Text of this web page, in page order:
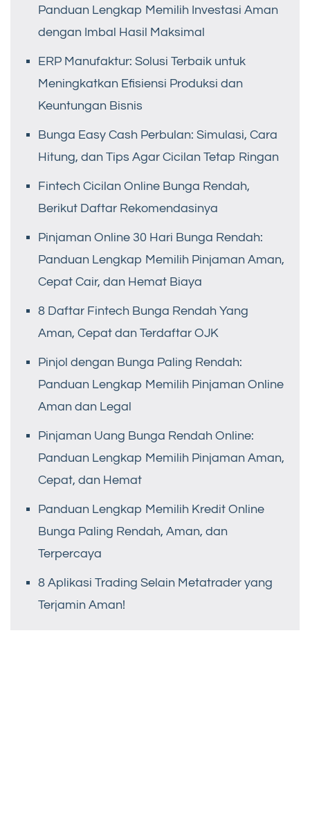
Panduan Lengkap Memilih Investasi Aman
dengan Imbal Hasil Maksimal
ERP Manufaktur: Solusi Terbaik untuk
Meningkatkan Efisiensi Produksi dan
Keuntungan Bisnis
Bunga Easy Cash Perbulan: Simulasi, Cara
Hitung, dan Tips Agar Cicilan Tetap Ringan
Fintech Cicilan Online Bunga Rendah,
Berikut Daftar Rekomendasinya
Pinjaman Online 30 Hari Bunga Rendah:
Panduan Lengkap Memilih Pinjaman Aman,
Cepat Cair, dan Hemat Biaya
8 Daftar Fintech Bunga Rendah Yang
Aman, Cepat dan Terdaftar OJK
Pinjol dengan Bunga Paling Rendah:
Panduan Lengkap Memilih Pinjaman Online
Aman dan Legal
Pinjaman Uang Bunga Rendah Online:
Panduan Lengkap Memilih Pinjaman Aman,
Cepat, dan Hemat
Panduan Lengkap Memilih Kredit Online
Bunga Paling Rendah, Aman, dan
Terpercaya
8 Aplikasi Trading Selain Metatrader yang
Terjamin Aman!